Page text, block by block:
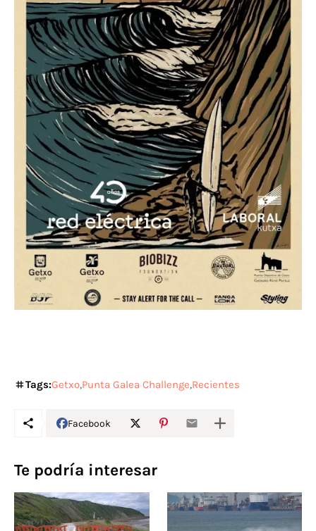
Tags:Getxo Punta Galea Challenge Recientes
Facebook
Te podría interesar